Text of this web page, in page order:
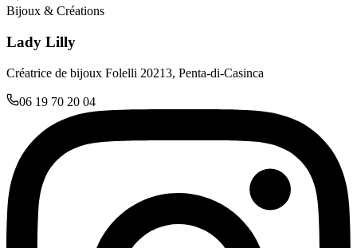
Bijoux & Créations
Lady Lilly
Créatrice de bijoux Folelli 20213, Penta-di-Casinca
06 19 70 20 04